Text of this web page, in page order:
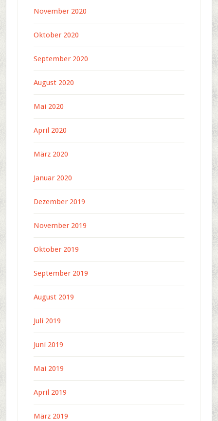
November 2020
Oktober 2020
September 2020
August 2020
Mai 2020
April 2020
März 2020
Januar 2020
Dezember 2019
November 2019
Oktober 2019
September 2019
August 2019
Juli 2019
Juni 2019
Mai 2019
April 2019
März 2019